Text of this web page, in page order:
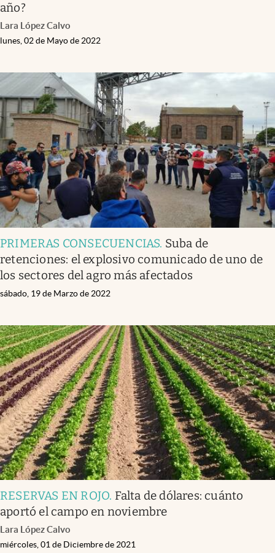
año?
Lara López Calvo
lunes, 02 de Mayo de 2022
PRIMERAS CONSECUENCIAS. Suba de
retenciones: el explosivo comunicado de uno de
los sectores del agro más afectados
sábado, 19 de Marzo de 2022
RESERVAS EN ROJO. Falta de dólares: cuánto
aportó el campo en noviembre
Lara López Calvo
miércoles, 01 de Diciembre de 2021